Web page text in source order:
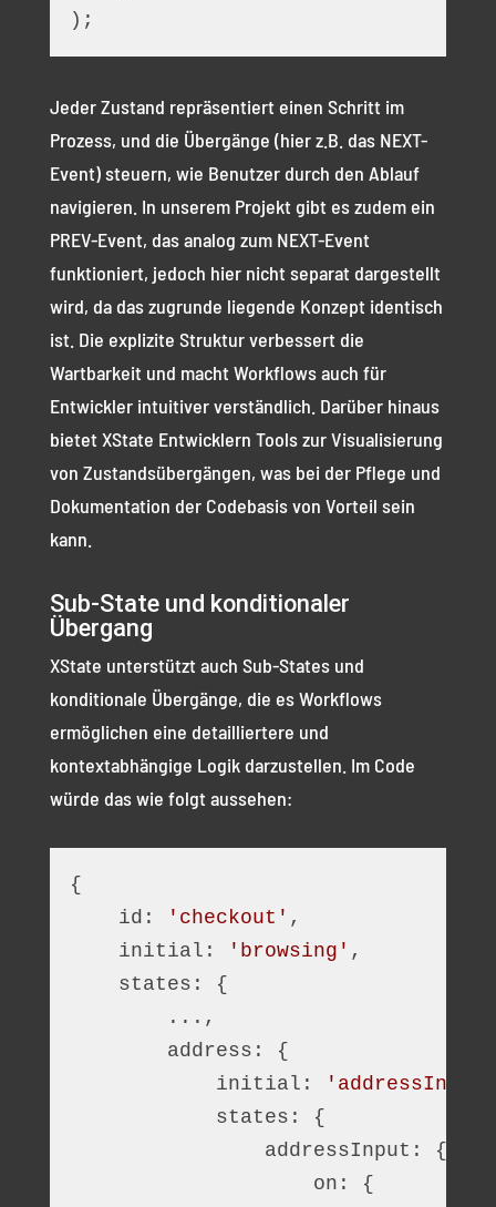
);
Jeder Zustand repräsentiert einen Schritt im
Prozess, und die Übergänge (hier z.B. das NEXT-
Event) steuern, wie Benutzer durch den Ablauf
navigieren. In unserem Projekt gibt es zudem ein
PREV-Event, das analog zum NEXT-Event
funktioniert, jedoch hier nicht separat dargestellt
wird, da das zugrunde liegende Konzept identisch
ist. Die explizite Struktur verbessert die
Wartbarkeit und macht Workflows auch für
Entwickler intuitiver verständlich. Darüber hinaus
bietet XState Entwicklern Tools zur Visualisierung
von Zustandsübergängen, was bei der Pflege und
Dokumentation der Codebasis von Vorteil sein
kann.
Sub-State und konditionaler
Übergang
XState unterstützt auch Sub-States und
konditionale Übergänge, die es Workflows
ermöglichen eine detailliertere und
kontextabhängige Logik darzustellen. Im Code
würde das wie folgt aussehen:
{
    id:
'checkout' ,
    initial:
'browsing' ,
    states: {
        ...,
        address: {
            initial:
'addressInput'
            states: {
                addressInput: {
                    on: {